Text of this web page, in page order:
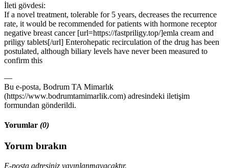
İleti gövdesi:
If a novel treatment, tolerable for 5 years, decreases the recurrence
rate, it would be recommended for patients with hormone receptor
negative breast cancer [url=https://fastpriligy.top/]emla cream and
priligy tablets[/url] Enterohepatic recirculation of the drug has been
postulated, although biliary levels have never been measured to
confirm this
—
Bu e-posta, Bodrum TA Mimarlık
(https://www.bodrumtamimarlik.com) adresindeki iletişim
formundan gönderildi.
Yorumlar (0)
Yorum bırakın
E-posta adresiniz yayınlanmayacaktır.